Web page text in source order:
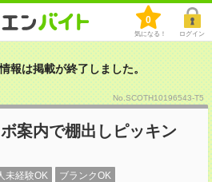
0
気になる！ ログイン
報は掲載が終了しました。
No.SCOTH10196543-T5
案内で棚出しピッキン
未経験OK ブランクOK